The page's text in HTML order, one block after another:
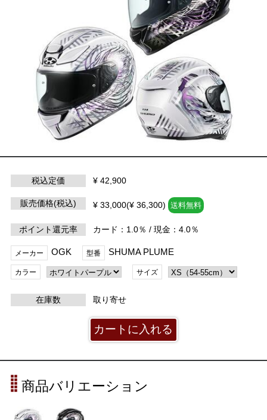
税込定価 ¥ 42,900
販売価格(税込) ¥ 33,000(¥ 36,300) 送料無料
ポイント還元率 カード：1.0％ / 現金：4.0％
メーカー OGK 型番 SHUMA PLUME
カラー サイズ
在庫数 取り寄せ
商品バリエーション